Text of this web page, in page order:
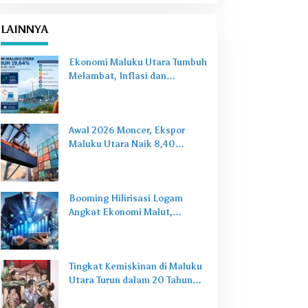
LAINNYA
Ekonomi Maluku Utara Tumbuh
Melambat, Inflasi dan
Awal 2026 Moncer, Ekspor
Maluku Utara Naik 8,40
Booming Hilirisasi Logam
Angkat Ekonomi Malut,
Tingkat Kemiskinan di Maluku
Utara Turun dalam 20 Tahun